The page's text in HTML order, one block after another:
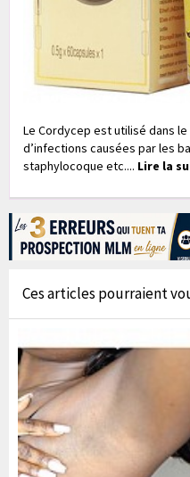
Le Cordycep est utilisé dans
d’infections causées par les
staphylocoque etc.... Lire la
Ces articles pourraient